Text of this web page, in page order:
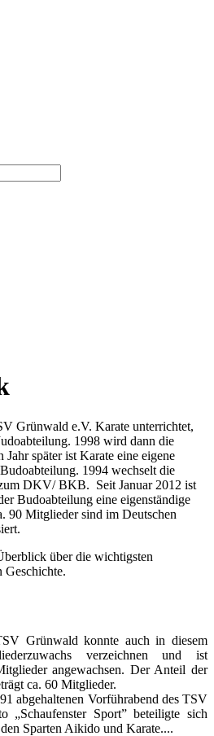
Grünwald e.V. Karate unterrichtet,
1998 wird dann die
später ist Karate eine eigene
1994 wechselt die
DKV/ BKB. Seit Januar 2012 ist
Budoabteilung eine eigenständige
90 Mitglieder sind im Deutschen
über die wichtigsten
Geschichte.
Grünwald konnte auch in diesem
verzeichnen und ist
angewachsen. Der Anteil der
ca. 60 Mitglieder.
abgehaltenen Vorführabend des TSV
„Schaufenster Sport” beteiligte sich
Sparten Aikido und Karate....